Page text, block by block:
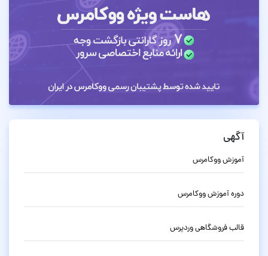
آگهی
آموزش ووکامرس
دوره آموزش ووکامرس
قالب فروشگاهی وردپرس